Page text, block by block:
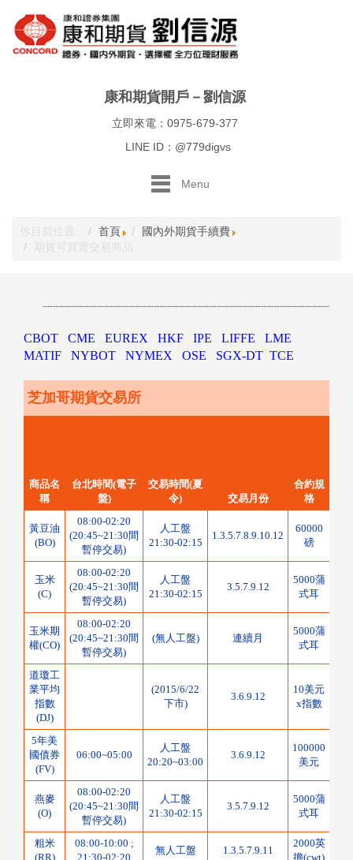
康和期貨開戶－劉信源
立即來電：0975-679-377
LINE ID：@779digvs
Menu
你目前位置: 首頁
國內外期貨手續費
期貨可買賣交易商品
CBOT CME EUREX HKF IPE LIFFE
LME
MATIF
NYBOT NYMEX OSE SGX-DT TCE
芝加哥期貨交易所
商品名
稱
台北時間(電子
盤)
交易時間(夏
令)
交易月份
合約規
格
黃豆油
(BO)
08:00-02:20
(20:45~21:30間
暫停交易)
人工盤
21:30-02:15
1.3.5.7.8.9.10.12
60000
磅
玉米
(C)
08:00-02:20
(20:45~21:30間
暫停交易)
人工盤
21:30-02:15
3.5.7.9.12
5000蒲
式耳
玉米期
權(CO)
08:00-02:20
(20:45~21:30間
暫停交易)
(無人工盤) 連續月
5000蒲
式耳
道瓊工
業平均
指數
(DJ)
(2015/6/22
下市)
3.6.9.12
10美元
x指數
5年美
國債券
(FV)
06:00~05:00
人工盤
20:20~03:00
3.6.9.12
100000
美元
燕麥
(O)
08:00-02:20
(20:45~21:30間
暫停交易)
人工盤
21:30-02:15
3.5.7.9.12
5000蒲
式耳
粗米
(RR)
08:00-10:00 ;
21:30-02:20
無人工盤 1.3.5.7.9.11
2000英
擔(cwt)